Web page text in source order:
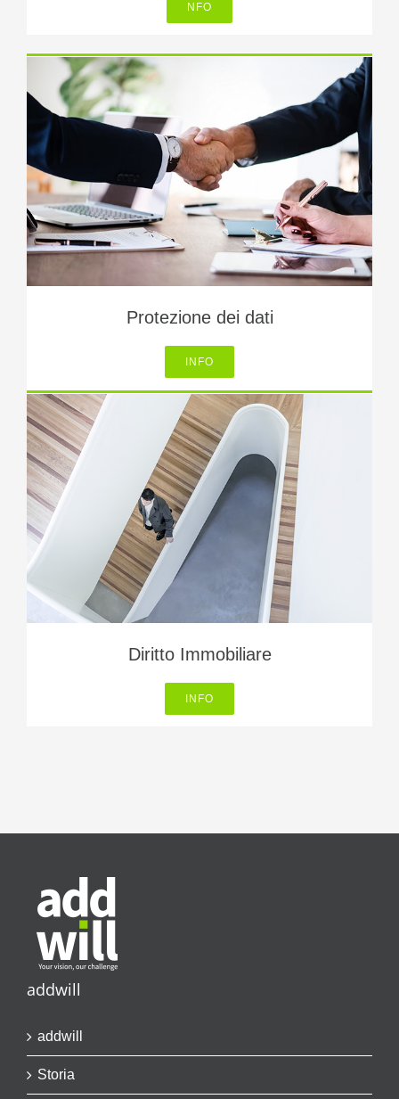
NFO
Protezione dei dati
INFO
Diritto Immobiliare
INFO
addwill
addwill
Storia